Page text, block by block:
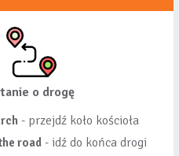
o drogę
- przejdź koło kościoła
road- idź do końca drogi